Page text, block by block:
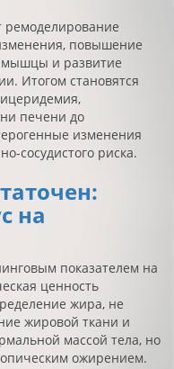
ремоделирование
повышение
мышцы и развитие
Итогом становятся
печени до
изменения
сосудистого риска.
на
показателем на
ценность
жира, не
жировой ткани и
массой тела, но
ожирением.